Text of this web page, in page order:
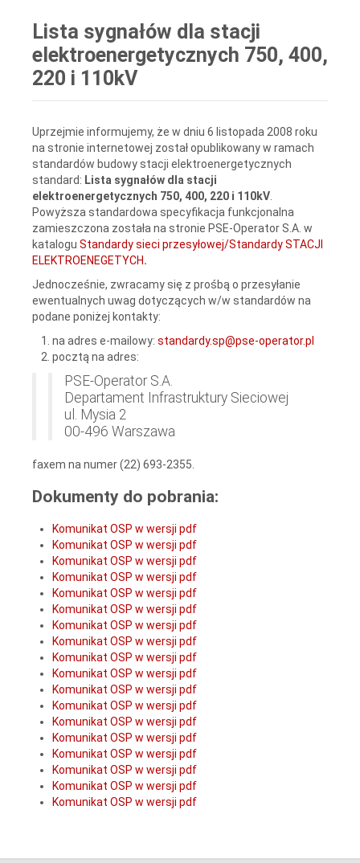
Lista sygnałów dla stacji
elektroenergetycznych 750, 400,
220 i 110kV
Uprzejmie informujemy, że w dniu 6 listopada 2008 roku
na stronie internetowej został opublikowany w ramach
standardów budowy stacji elektroenergetycznych
standard: Lista sygnałów dla stacji
elektroenergetycznych 750, 400, 220 i 110kV
Powyższa standardowa specyfikacja funkcjonalna
zamieszczona została na stronie PSE-Operator S.A. w
katalogu Standardy sieci przesyłowej/Standardy STACJI
ELEKTROENEGETYCH.
Jednocześnie, zwracamy się z prośbą o przesyłanie
ewentualnych uwag dotyczących w/w standardów na
podane poniżej kontakty:
na adres e-mailowy: standardy.sp@pse-operator.pl
pocztą na adres:
PSE-Operator S.A.
Departament Infrastruktury Sieciowej
ul. Mysia 2
00-496 Warszawa
faxem na numer (22) 693-2355.
Dokumenty do pobrania:
Komunikat OSP w wersji pdf
Komunikat OSP w wersji pdf
Komunikat OSP w wersji pdf
Komunikat OSP w wersji pdf
Komunikat OSP w wersji pdf
Komunikat OSP w wersji pdf
Komunikat OSP w wersji pdf
Komunikat OSP w wersji pdf
Komunikat OSP w wersji pdf
Komunikat OSP w wersji pdf
Komunikat OSP w wersji pdf
Komunikat OSP w wersji pdf
Komunikat OSP w wersji pdf
Komunikat OSP w wersji pdf
Komunikat OSP w wersji pdf
Komunikat OSP w wersji pdf
Komunikat OSP w wersji pdf
Komunikat OSP w wersji pdf